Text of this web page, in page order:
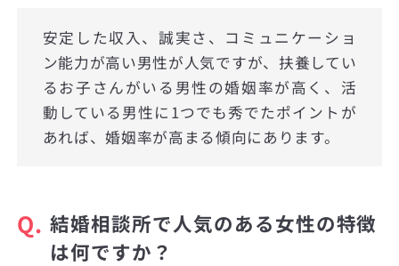
安定した収入、誠実さ、コミュニケーショ
ン能力が高い男性が人気ですが、扶養してい
るお子さんがいる男性の婚姻率が高く、活
動している男性に1つでも秀でたポイントが
あれば、婚姻率が高まる傾向にあります。
Q. 結婚相談所で人気のある女性の特徴
は何ですか？